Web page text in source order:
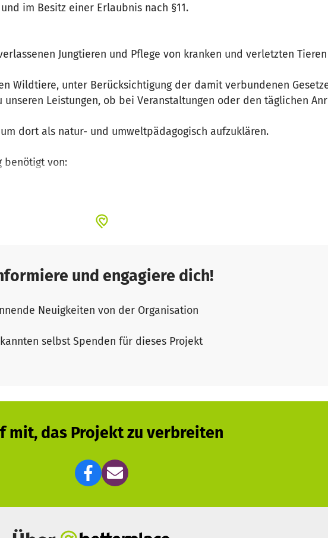
im Besitz einer Erlaubnis nach §11.
Jungtieren und Pflege von kranken und verletzten
Wildtiere, unter Berücksichtigung der damit verbundenen
Leistungen, ob bei Veranstaltungen oder den täglichen
dort als natur- und umweltpädagogisch aufzuklären.
benötigt von:
finanzieren daher alles selbst.
und engagiere dich!
Neuigkeiten von der Organisation
selbst Spenden für dieses Projekt
mit, das Projekt zu verbreiten